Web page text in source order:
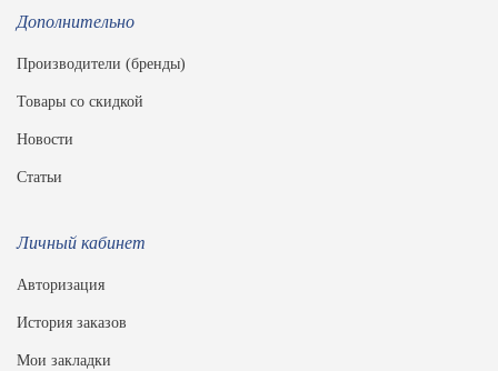
Дополнительно
Производители (бренды)
Товары со скидкой
Новости
Статьи
Личный кабинет
Авторизация
История заказов
Мои закладки